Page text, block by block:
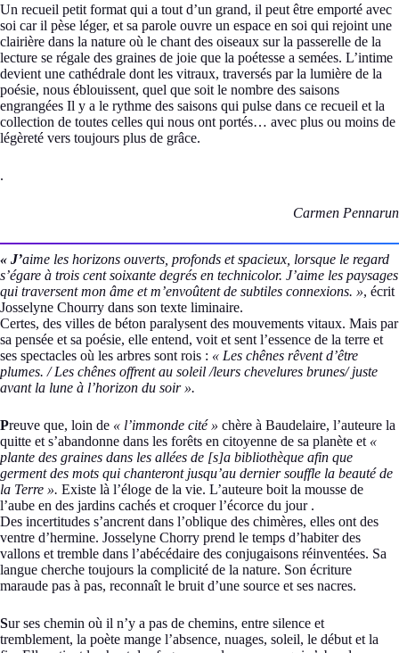
Un recueil petit format qui a tout d’un grand, il peut être emporté avec
soi car il pèse léger, et sa parole ouvre un espace en soi qui rejoint une
clairière dans la nature où le chant des oiseaux sur la passerelle de la
lecture se régale des graines de joie que la poétesse a semées. L’intime
devient une cathédrale dont les vitraux, traversés par la lumière de la
poésie, nous éblouissent, quel que soit le nombre des saisons
engrangées Il y a le rythme des saisons qui pulse dans ce recueil et la
collection de toutes celles qui nous ont portés… avec plus ou moins de
légèreté vers toujours plus de grâce.
.
Carmen Pennarun
« J’aime les horizons ouverts, profonds et spacieux, lorsque le regard
s’égare à trois cent soixante degrés en technicolor. J’aime les paysages
qui traversent mon âme et m’envoûtent de subtiles connexions. », écrit
Josselyne Chourry dans son texte liminaire.
Certes, des villes de béton paralysent des mouvements vitaux. Mais par
sa pensée et sa poésie, elle entend, voit et sent l’essence de la terre et
ses spectacles où les arbres sont rois : « Les chênes rêvent d’être
plumes. / Les chênes offrent au soleil /leurs chevelures brunes/ juste
avant la lune à l’horizon du soir ».
Preuve que, loin de « l’immonde cité » chère à Baudelaire, l’auteure la
quitte et s’abandonne dans les forêts en citoyenne de sa planète et «
plante des graines dans les allées de [s]a bibliothèque afin que
germent des mots qui chanteront jusqu’au dernier souffle la beauté de
la Terre ». Existe là l’éloge de la vie. L’auteure boit la mousse de
l’aube en des jardins cachés et croquer l’écorce du jour .
Des incertitudes s’ancrent dans l’oblique des chimères, elles ont des
ventre d’hermine. Josselyne Chorry prend le temps d’habiter des
vallons et tremble dans l’abécédaire des conjugaisons réinventées. Sa
langue cherche toujours la complicité de la nature. Son écriture
maraude pas à pas, reconnaît le bruit d’une source et ses nacres.
Sur ses chemin où il n’y a pas de chemins, entre silence et
tremblement, la poète mange l’absence, nuages, soleil, le début et la